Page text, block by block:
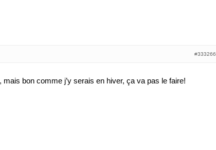
#333266
mais bon comme j’y serais en hiver, ça va pas le faire!